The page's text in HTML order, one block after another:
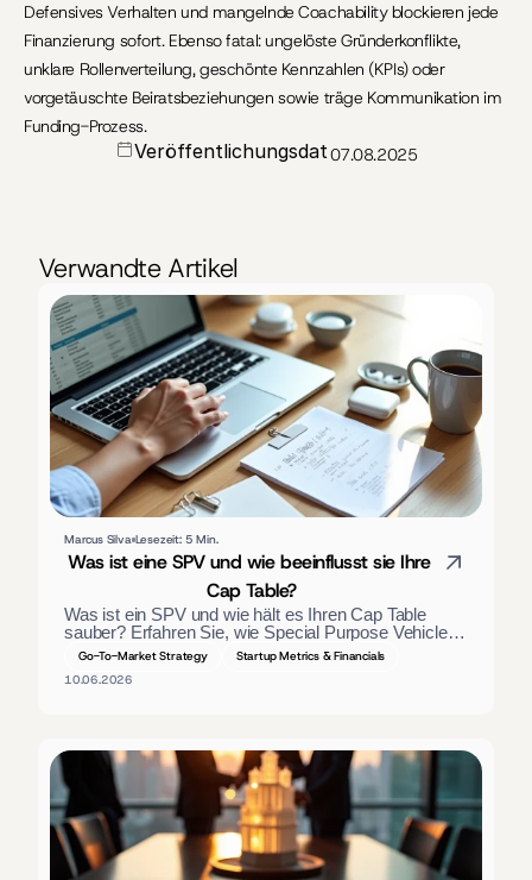
Defensives Verhalten und mangelnde Coachability blockieren jede
Finanzierung sofort. Ebenso fatal: ungelöste Gründerkonflikte,
unklare Rollenverteilung, geschönte Kennzahlen (KPIs) oder
vorgetäuschte Beiratsbeziehungen sowie träge Kommunikation im
Funding-Prozess.
Veröffentlichungsdat07.08.2025
Verwandte Artikel
Marcus Silva Lesezeit: 5 Min.
Was ist eine SPV und wie beeinflusst sie Ihre
Cap Table?
Was ist ein SPV und wie hält es Ihren Cap Table
sauber? Erfahren Sie, wie Special Purpose Vehicles
Investoren bündeln, wie sie steuerlich behandelt
werden und wann Gründer ein solches nutzen
sollten.
Go-To-Market Strategy
Startup Metrics & Financials
10.06.2026